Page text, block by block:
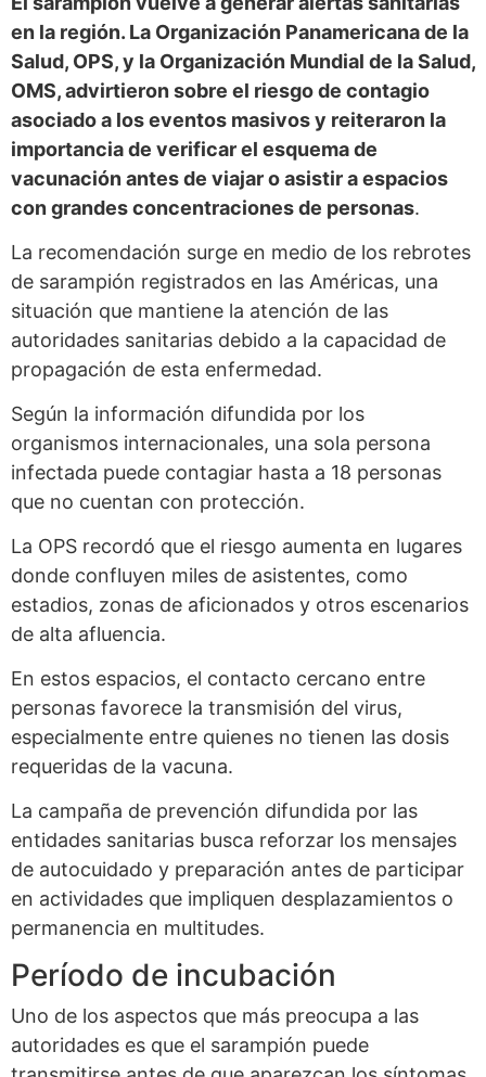
en la región. La Organización Panamericana de la
Salud, OPS, y la Organización Mundial de la Salud,
OMS, advirtieron sobre el riesgo de contagio
asociado a los eventos masivos y reiteraron la
importancia de verificar el esquema de
vacunación antes de viajar o asistir a espacios
con grandes concentraciones de personas.
La recomendación surge en medio de los rebrotes
de sarampión registrados en las Américas, una
situación que mantiene la atención de las
autoridades sanitarias debido a la capacidad de
propagación de esta enfermedad.
Según la información difundida por los
organismos internacionales, una sola persona
infectada puede contagiar hasta a 18 personas
que no cuentan con protección.
La OPS recordó que el riesgo aumenta en lugares
donde confluyen miles de asistentes, como
estadios, zonas de aficionados y otros escenarios
de alta afluencia.
En estos espacios, el contacto cercano entre
personas favorece la transmisión del virus,
especialmente entre quienes no tienen las dosis
requeridas de la vacuna.
La campaña de prevención difundida por las
entidades sanitarias busca reforzar los mensajes
de autocuidado y preparación antes de participar
en actividades que impliquen desplazamientos o
permanencia en multitudes.
Período de incubación
Uno de los aspectos que más preocupa a las
autoridades es que el sarampión puede